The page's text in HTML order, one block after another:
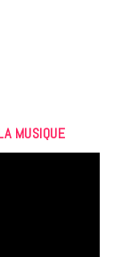
MUSIQUE